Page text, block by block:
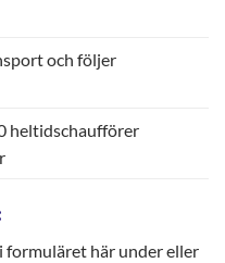
och följer
heltidschaufförer
formuläret här under eller